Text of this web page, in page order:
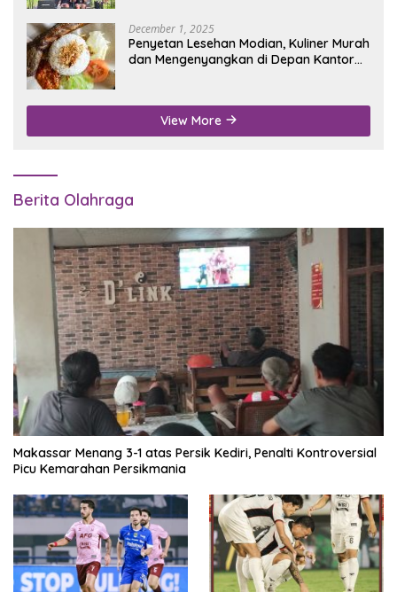
December 1, 2025
Penyetan Lesehan Modian, Kuliner Murah
dan Mengenyangkan di Depan Kantor
View More
Berita Olahraga
Makassar Menang 3-1 atas Persik Kediri, Penalti Kontroversial
Picu Kemarahan Persikmania